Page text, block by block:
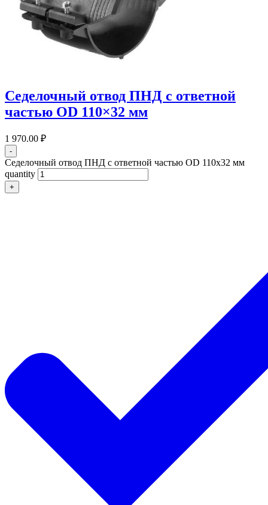
Седелочный отвод ПНД с ответной
частью OD 110×32 мм
1 970.00 ₽
-
Седелочный отвод ПНД с ответной частью OD 110x32 мм
quantity
+